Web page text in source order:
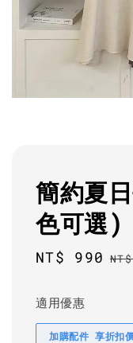
簡約夏
色可選)
Sale
NT$ 990
適用優惠
加購配件 享折扣